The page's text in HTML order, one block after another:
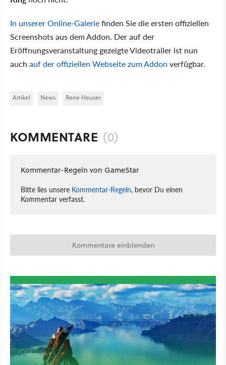
In unserer Online-Galeriefinden Sie die ersten offiziellen
Screenshots aus dem Addon. Der auf der
Eröffnungsveranstaltung gezeigte Videotrailer ist nun
auch auf der offiziellen Webseite zum Addon verfügbar.
Artikel News Rene Heuser
KOMMENTARE (0)
Kommentar-Regeln von GameStar
Bitte lies unsere Kommentar-Regeln, bevor Du einen
Kommentar verfasst.
Kommentare einblenden